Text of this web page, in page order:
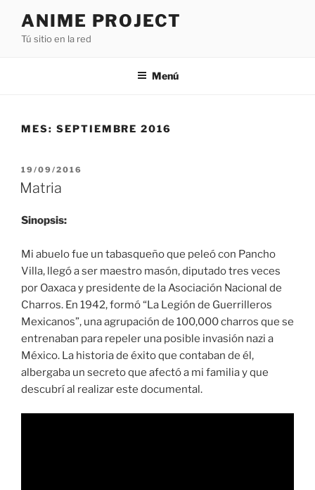
contenido
ANIME PROJECT
Tú sitio en la red
Menú
MES: SEPTIEMBRE 2016
PUBLICADO
EL
19/09/2016
Matria
Sinopsis:
Mi abuelo fue un tabasqueño que peleó con Pancho
Villa, llegó a ser maestro masón, diputado tres veces
por Oaxaca y presidente de la Asociación Nacional de
Charros. En 1942, formó “La Legión de Guerrilleros
Mexicanos”, una agrupación de 100,000 charros que se
entrenaban para repeler una posible invasión nazi a
México. La historia de éxito que contaban de él,
albergaba un secreto que afectó a mi familia y que
descubrí al realizar este documental.